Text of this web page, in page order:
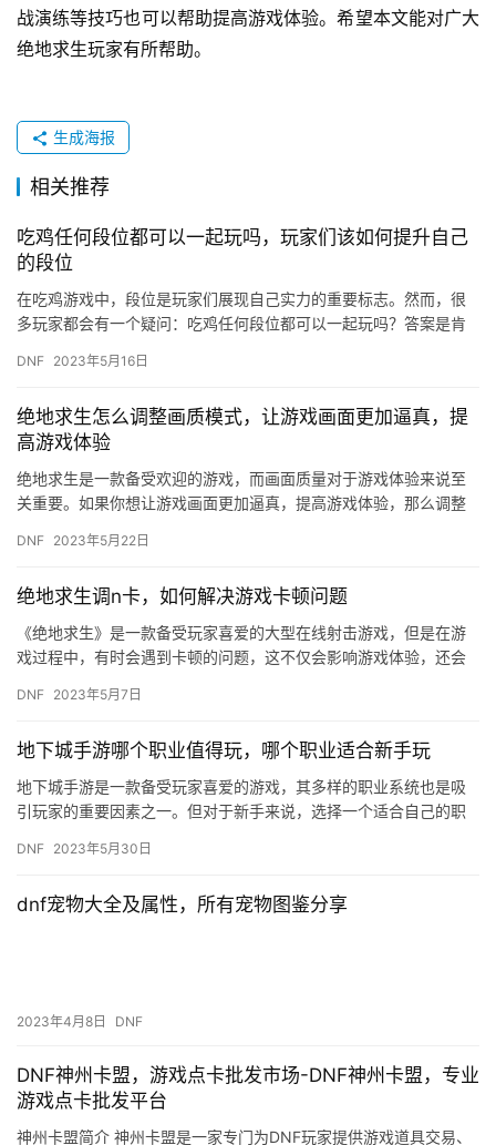
战演练等技巧也可以帮助提高游戏体验。希望本文能对广大
绝地求生玩家有所帮助。
生成海报
相关推荐
吃鸡任何段位都可以一起玩吗，玩家们该如何提升自己
的段位
在吃鸡游戏中，段位是玩家们展现自己实力的重要标志。然而，很
多玩家都会有一个疑问：吃鸡任何段位都可以一起玩吗？答案是肯
何提升…
DNF 2023年5月16日
绝地求生怎么调整画质模式，让游戏画面更加逼真，提
高游戏体验
绝地求生是一款备受欢迎的游戏，而画面质量对于游戏体验来说至
关重要。如果你想让游戏画面更加逼真，提高游戏体验，那么调整
何调整…
DNF 2023年5月22日
绝地求生调n卡，如何解决游戏卡顿问题
《绝地求生》是一款备受玩家喜爱的大型在线射击游戏，但是在游
戏过程中，有时会遇到卡顿的问题，这不仅会影响游戏体验，还会
就来分…
DNF 2023年5月7日
地下城手游哪个职业值得玩，哪个职业适合新手玩
地下城手游是一款备受玩家喜爱的游戏，其多样的职业系统也是吸
引玩家的重要因素之一。但对于新手来说，选择一个适合自己的职
合新手…
DNF 2023年5月30日
dnf宠物大全及属性，所有宠物图鉴分享
2023年4月8日 DNF
DNF神州卡盟，游戏点卡批发市场-DNF神州卡盟，专业
游戏点卡批发平台
神州卡盟简介 神州卡盟是一家专门为DNF玩家提供游戏道具交易、